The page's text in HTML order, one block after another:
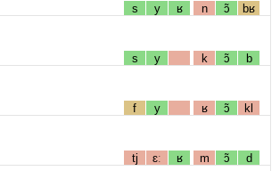
s y ʁ n ɔ̃ bʁ
s y k ɔ̃ b
f y ʁ ɔ̃ kl
tj ɛː ʁ m ɔ̃ d